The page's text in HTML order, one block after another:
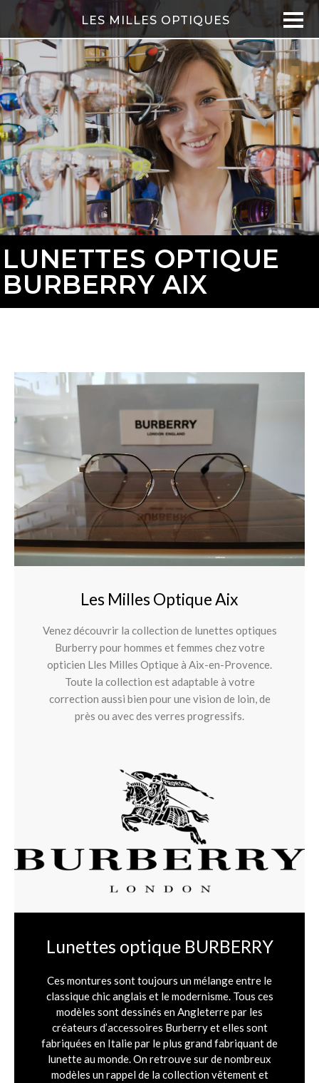
LES MILLES OPTIQUES
LUNETTES OPTIQUE
BURBERRY AIX
Les Milles Optique Aix
Venez découvrir la collection de lunettes optiques
Burberry pour hommes et femmes chez votre
opticien Lles Milles Optique à Aix-en-Provence.
Toute la collection est adaptable à votre
correction aussi bien pour une vision de loin, de
près ou avec des verres progressifs.
Lunettes optique BURBERRY
Ces montures sont toujours un mélange entre le
classique chic anglais et le modernisme. Tous ces
modèles sont dessinés en Angleterre par les
créateurs d’accessoires Burberry et elles sont
fabriquées en Italie par le plus grand fabriquant de
lunette au monde. On retrouve sur de nombreux
modèles un rappel de la collection vêtement et